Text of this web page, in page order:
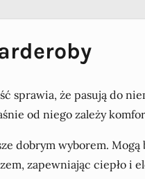
sprawia, że pasują do
od niego zależy
dobrym wyborem.
zapewniając ciepło i